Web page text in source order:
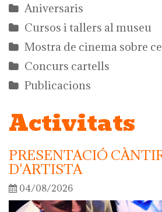
Aniversaris
Cursos i tallers al museu
Mostra de cinema sobre
Concurs cartells
Publicacions
Activitats
PRESENTACIÓ
D'ARTISTA
04/08/2026